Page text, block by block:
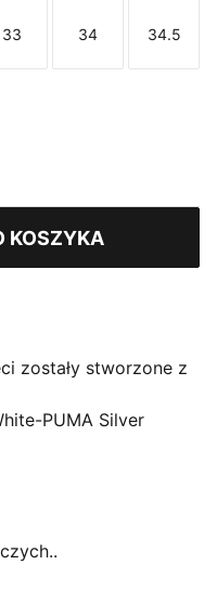
Rozmiar
33
Rozmiar
34 34.5
KOSZYKA
zostały stworzone z
na start. Te
wygodą na cały
i odkrywania
– buty Skyrocket
jej kroku.
PUMA Silver